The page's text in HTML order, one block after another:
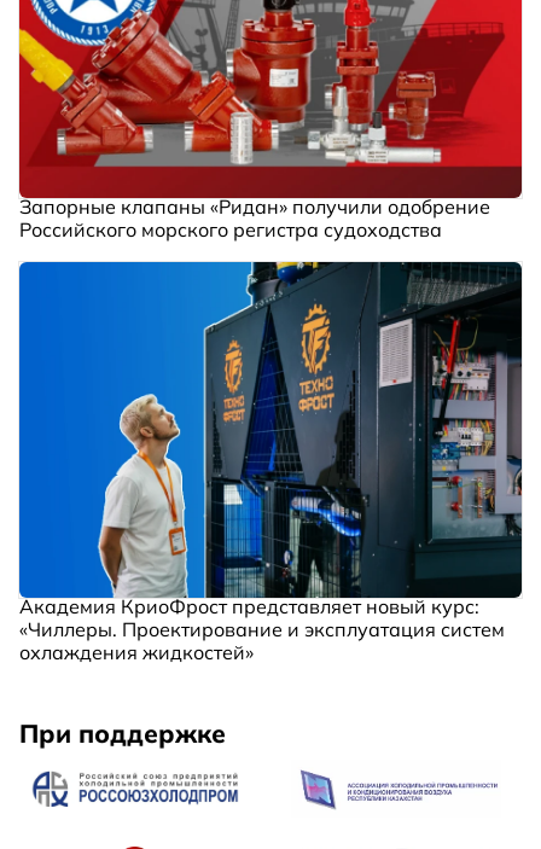
Запорные клапаны «Ридан» получили одобрение
Российского морского регистра судоходства
Академия КриоФрост представляет новый курс:
«Чиллеры. Проектирование и эксплуатация систем
охлаждения жидкостей»
При поддержке